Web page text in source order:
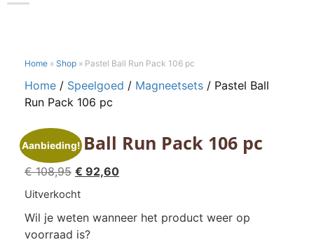
Home » Shop » Pastel Ball Run Pack 106 pc
Home / Speelgoed / Magneetsets / Pastel Ball
Run Pack 106 pc
Aanbieding!
Pastel Ball Run Pack 106 pc
€108,95 Oorspronkelijke
prijs
€ 108,95.
€ 92,60Huidige
€ 92,60.
Uitverkocht
Wil je weten wanneer het product weer op
voorraad is?